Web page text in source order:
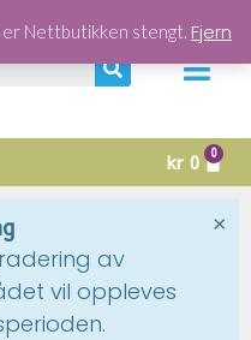
kr0
av
vil oppleves
×
Nettbutikken stengt. Fjern